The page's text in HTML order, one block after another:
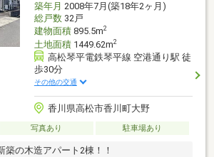
築年月 2008年7月(築18年2ヶ月)
総戸数32戸
建物面積895.5m2
土地面積1449.62m2
高松琴平電鉄琴平線 空港通り駅 徒
歩30分
その他の交通
香川県高松市香川町大野
写真あり 駐車場あり
築の木造アパート2棟！！